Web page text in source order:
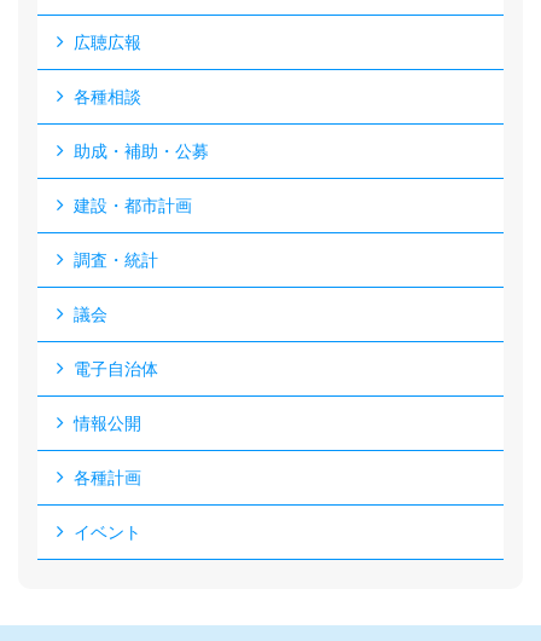
広聴広報
各種相談
助成・補助・公募
建設・都市計画
調査・統計
議会
電子自治体
情報公開
各種計画
イベント